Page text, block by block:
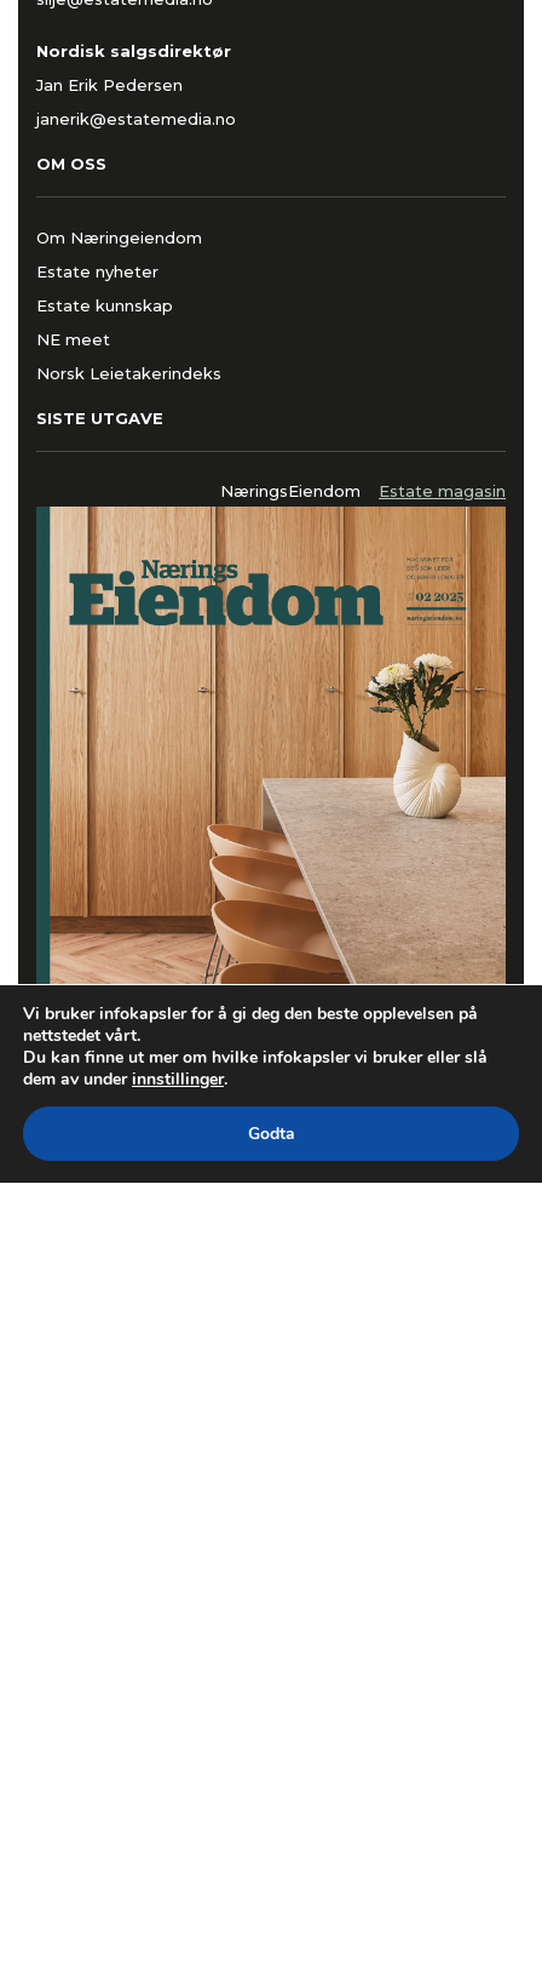
Nordisk salgsdirektør
Jan Erik Pedersen
janerik@estatemedia.no
OM OSS
Om Næringeiendom
Estate nyheter
Estate kunnskap
NE meet
Norsk Leietakerindeks
SISTE UTGAVE
NæringsEiendom Estate magasin
Vi bruker infokapsler for å gi deg den beste opplevelsen på
nettstedet vårt.
Du kan finne ut mer om hvilke infokapsler vi bruker eller slå
dem av underinnstillinger.
Godta